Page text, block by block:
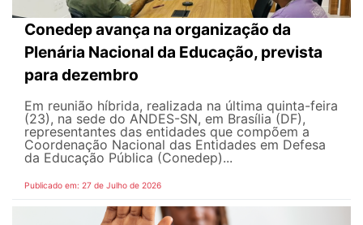
Conedep avança na organização da
Plenária Nacional da Educação, prevista
para dezembro
Em reunião híbrida, realizada na última quinta-feira
(23), na sede do ANDES-SN, em Brasília (DF),
representantes das entidades que compõem a
Coordenação Nacional das Entidades em Defesa
da Educação Pública (Conedep)...
Publicado em: 27 de Julho de 2026